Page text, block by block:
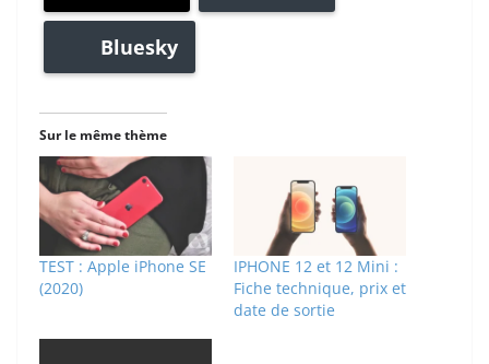
Bluesky
Sur le même thème
TEST : Apple iPhone SE
(2020)
IPHONE 12 et 12 Mini :
Fiche technique, prix et
date de sortie